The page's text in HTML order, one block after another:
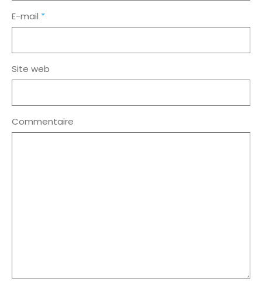
E-mail *
Site web
Commentaire